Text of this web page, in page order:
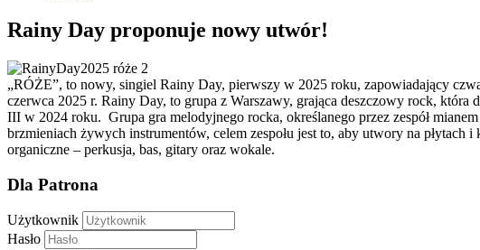
Rainy Day proponuje nowy utwór!
„RÓŻE”, to nowy, singiel Rainy Day, pierwszy w 2025 roku, zapowiadający
czerwca 2025 r. Rainy Day, to grupa z Warszawy, grająca deszczowy rock, która
III w 2024 roku. Grupa gra melodyjnego rocka, określanego przez zespół
brzmieniach żywych instrumentów, celem zespołu jest to, aby utwory na płytach
organiczne – perkusja, bas, gitary oraz wokale.
Dla Patrona
Użytkownik
Hasło